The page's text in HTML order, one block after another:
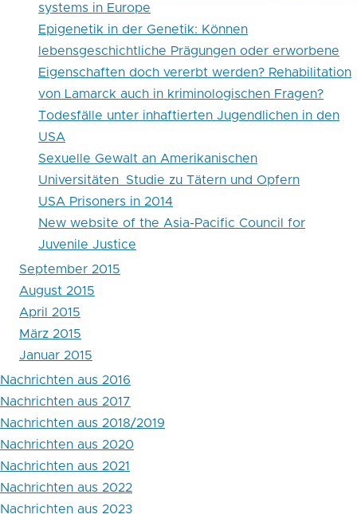
systems in Europe
Epigenetik in der Genetik: Können
lebensgeschichtliche Prägungen oder erworbene
Eigenschaften doch vererbt werden? Rehabilitation
von Lamarck auch in kriminologischen Fragen?
Todesfälle unter inhaftierten Jugendlichen in den
USA
Sexuelle Gewalt an Amerikanischen
Universitäten_Studie zu Tätern und Opfern
USA Prisoners in 2014
New website of the Asia-Pacific Council for
Juvenile Justice
September 2015
August 2015
April 2015
März 2015
Januar 2015
Nachrichten aus 2016
Nachrichten aus 2017
Nachrichten aus 2018/2019
Nachrichten aus 2020
Nachrichten aus 2021
Nachrichten aus 2022
Nachrichten aus 2023